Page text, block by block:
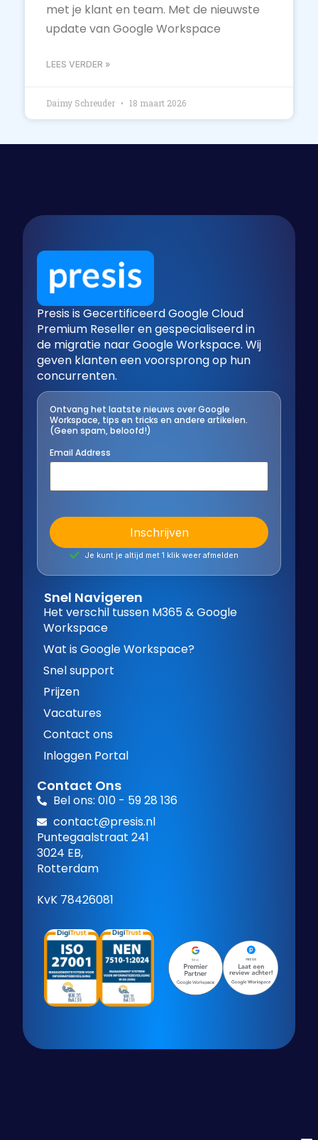
met je klant en team. Met de nieuwste
update van Google Workspace
LEES VERDER »
Daimy Schreuder 18 maart 2026
Presis is Gecertificeerd Google Cloud
Premium Reseller en gespecialiseerd in
de migratie naar Google Workspace. Wij
geven klanten een voorsprong op hun
concurrenten.
Ontvang het laatste nieuws over Google
Workspace, tips en tricks en andere artikelen.
(Geen spam, beloofd!)
Email Address
Je kunt je altijd met 1 klik weer afmelden
Snel Navigeren
Het verschil tussen M365 & Google
Workspace
Wat is Google Workspace?
Snel support
Prijzen
Vacatures
Contact ons
Inloggen Portal
Contact Ons
Bel ons: 010 - 59 28 136
contact@presis.nl
Puntegaalstraat 241
3024 EB,
Rotterdam
KvK 78426081